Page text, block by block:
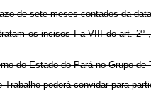
de sete meses contados da
os incisos I a VIII do art.
do Estado do Pará no Grupo
Trabalho poderá convidar para